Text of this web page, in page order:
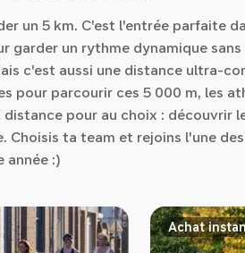
un 5 km. C'est l'entrée parfaite
garder un rythme dynamique
c'est aussi une distance ultra-
pour parcourir ces 5 000 m, les
distance pour au choix : découvrir
Choisis ta team et rejoins l'une
année :)
Achat